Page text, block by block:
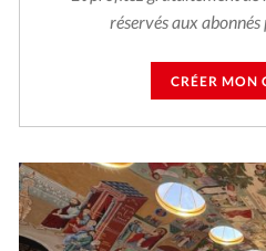
réservés aux
CRÉER MON